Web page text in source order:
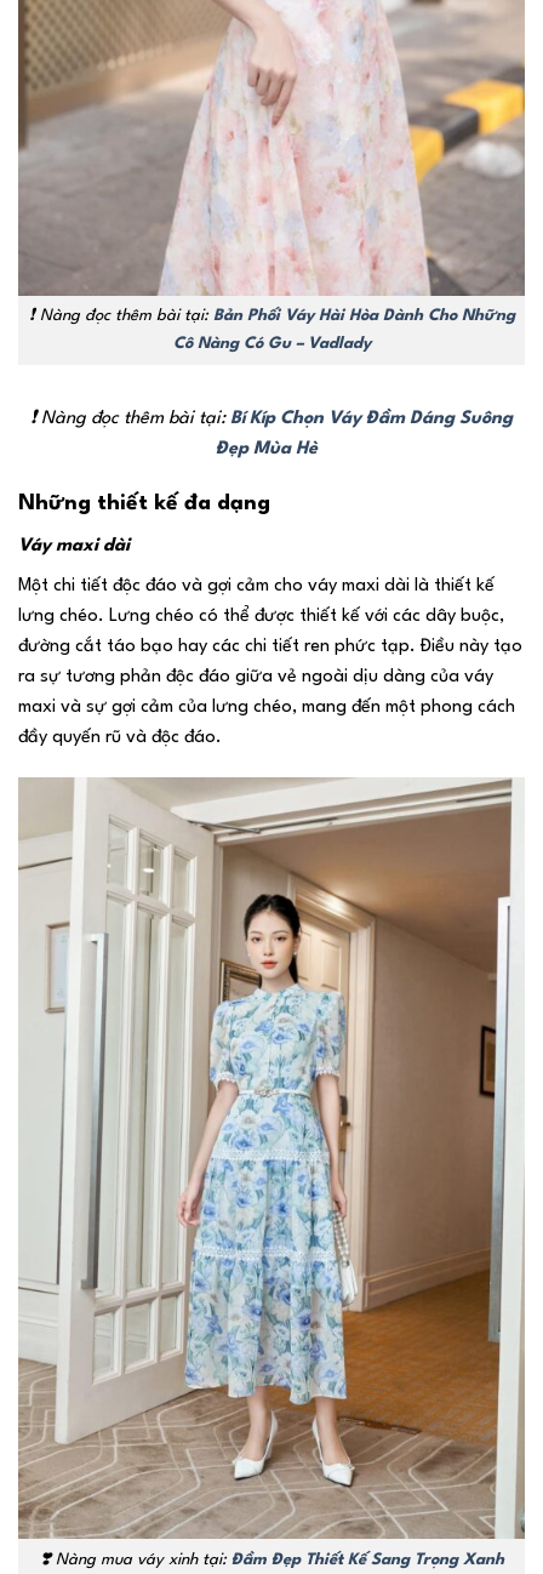
❗ Nàng đọc thêm bài tại: Bản Phối Váy Hài Hòa Dành Cho Những
Cô Nàng Có Gu – Vadlady
❗ Nàng đọc thêm bài tại: Bí Kíp Chọn Váy Đầm Dáng Suông
Đẹp Mùa Hè
Những thiết kế đa dạng
Váy maxi dài
Một chi tiết độc đáo và gợi cảm cho váy maxi dài là thiết kế
lưng chéo. Lưng chéo có thể được thiết kế với các dây buộc,
đường cắt táo bạo hay các chi tiết ren phức tạp. Điều này tạo
ra sự tương phản độc đáo giữa vẻ ngoài dịu dàng của váy
maxi và sự gợi cảm của lưng chéo, mang đến một phong cách
đầy quyến rũ và độc đáo.
❣️Nàng mua váy xinh tại: Đầm Đẹp Thiết Kế Sang Trọng Xanh